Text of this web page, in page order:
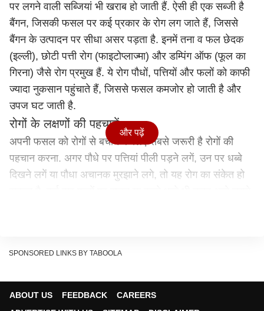
पर लगने वाली सब्जियां भी खराब हो जाती हैं. ऐसी ही एक सब्जी है
बैंगन, जिसकी फसल पर कई प्रकार के रोग लग जाते हैं, जिससे
बैंगन के उत्पादन पर सीधा असर पड़ता है. इनमें तना व फल छेदक
(इल्ली), छोटी पत्ती रोग (फाइटोप्लाज्मा) और डम्पिंग ऑफ (फूल का
गिरना) जैसे रोग प्रमुख हैं. ये रोग पौधों, पत्तियों और फलों को काफी
ज्यादा नुकसान पहुंचाते हैं, जिससे फसल कमजोर हो जाती है और
उपज घट जाती है.
रोगों के लक्षणों की पहचानें
अपनी फसल को रोगों से बचाने के लिए सबसे जरूरी है रोगों की
पहचान करना. अगर पौधे पर पत्तियां पीली पड़ने लगें, उन पर धब्बे
दिखने लगें या पौधा अचानक मुरझाने लगे, तो यह रोग का संकेत हो
का खास ख्याल रखें और अच्छी गुणवत्ता वाले बीजों का इस्तेमाल करें.
और पढ़ें
SPONSORED LINKS BY TABOOLA
ABOUT US FEEDBACK
CAREERS